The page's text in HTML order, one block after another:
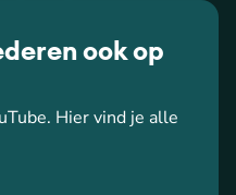
ook op
Hier vind je alle